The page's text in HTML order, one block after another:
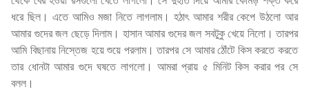
ধরে ছিল। এতে আমিও মজা নিতে লাগলাম। হঠাৎ আমার শরীর কেপে উঠলো আর
আমার গুদের জল ছেড়ে দিলাম। হাসান আমার গুদের জল সবটুকু খেয়ে নিলো। তারপর
আমি বিছানায় নিস্তেজ হয়ে শুয়ে পরলাম। তারপর সে আমার ঠোঁটে কিস করতে করতে
তার ধোনটা আমার গুদে ঘষতে লাগলো। আমরা প্রায় ৫ মিনিট কিস করার পর সে
বলল।